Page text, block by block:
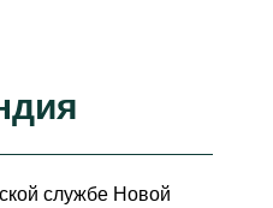
службе Новой